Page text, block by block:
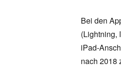
Bei den
(Lightning,
iPad-
nach 2018